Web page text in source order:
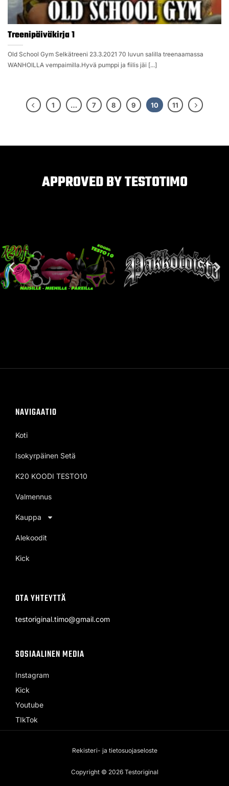
Treenipäiväkirja 1
Old School Gym Selkätreeni 23.3.2021 70 luvun salilla treenaamassa
WANHOILLA vempaimilla.Hyvä pumppi ja fiilis jäi [...]
1 … 7 8 9 10 11
APPROVED BY TESTOTIMO
NAVIGAATIO
Koti
Isokyrpäinen Setä
K20 KOODI TESTO10
Valmennus
Kauppa
Alekoodit
Kick
OTA YHTEYTTÄ
testoriginal.timo@gmail.com
SOSIAALINEN MEDIA
Instagram
Kick
Youtube
TIkTok
Rekisteri- ja tietosuojaseloste
Copyright © 2026 Testoriginal